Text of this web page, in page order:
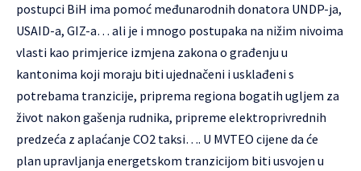
postupci BiH ima pomoć međunarodnih donatora UNDP-ja,
USAID-a, GIZ-a… ali je i mnogo postupaka na nižim nivoima
vlasti kao primjerice izmjena zakona o građenju u
kantonima koji moraju biti ujednačeni i usklađeni s
potrebama tranzicije, priprema regiona bogatih ugljem za
život nakon gašenja rudnika, pripreme elektroprivrednih
predzeća z aplaćanje CO2 taksi…. U MVTEO cijene da će
plan upravljanja energetskom tranzicijom biti usvojen u